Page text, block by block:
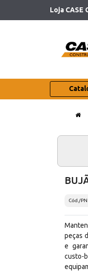
Loja CASE
Cód./PN
peças
e
custo-